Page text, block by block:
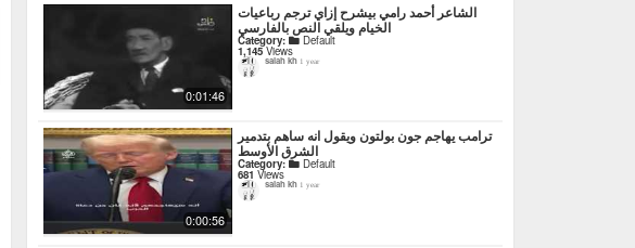
0:01:46
‏الشاعر أحمد رامي بيشرح إزاي ترجم رباعيات
الخيام ويلقي النص بالفارسي
Category: Default
1,145Views
salah kh 1 year
0:00:56
ترامب يهاجم جون بولتون ويقول انه ساهم بتدمير
الشرق الأوسط
Category: Default
681 Views
salah kh 1 year